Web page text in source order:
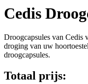
Cedis
Droogcapsules van Cedis
droging van uw
droogcapsules.
Totaal prijs: